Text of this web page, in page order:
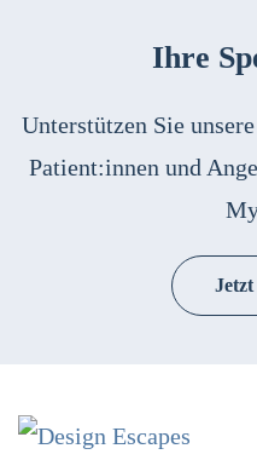
Ihre
Unterstützen Sie
Patient:innen und
Jetzt